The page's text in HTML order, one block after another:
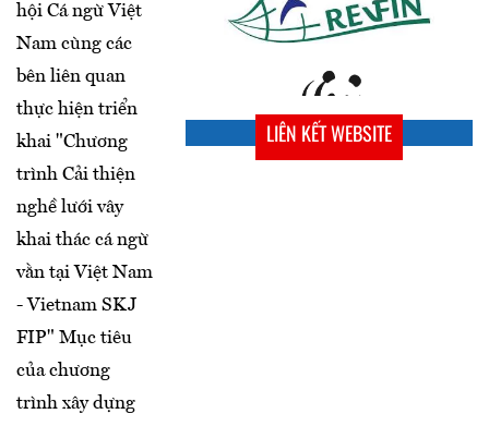
hội Cá ngừ Việt
Nam cùng các
bên liên quan
thực hiện triển
khai "Chương
trình Cải thiện
nghề lưới vây
khai thác cá ngừ
vằn tại Việt Nam
- Vietnam SKJ
FIP" Mục tiêu
của chương
trình xây dựng
LIÊN KẾT WEBSITE